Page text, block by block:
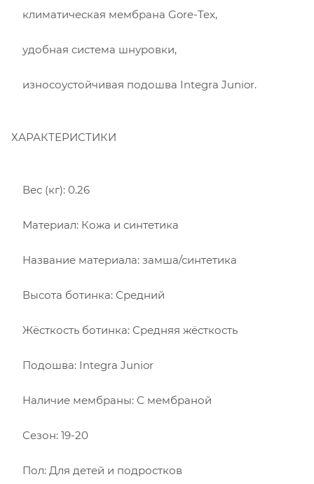
климатическая мембрана Gore-Tex,
удобная система шнуровки,
износоустойчивая подошва Integra Junior.
ХАРАКТЕРИСТИКИ
Вес (кг): 0.26
Материал: Кожа и синтетика
Название материала: замша/синтетика
Высота ботинка: Средний
Жёсткость ботинка: Средняя жёсткость
Подошва: Integra Junior
Наличие мембраны: С мембраной
Сезон: 19-20
Пол: Для детей и подростков